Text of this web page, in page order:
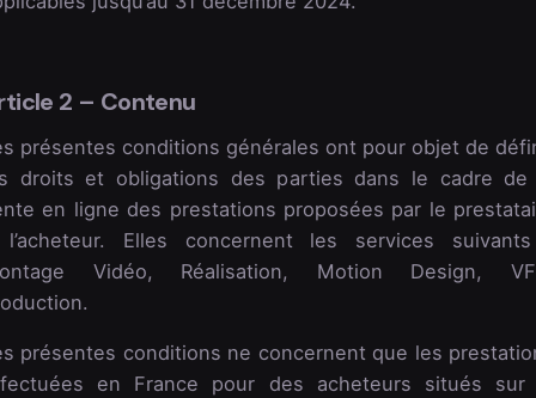
2 – Contenu
présentes conditions générales ont pour objet de
droits et obligations des parties dans le cadre de
en ligne des prestations proposées par le
Elles concernent les services
Vidéo, Réalisation, Motion Design,
présentes conditions ne concernent que les
en France pour des acheteurs situés sur